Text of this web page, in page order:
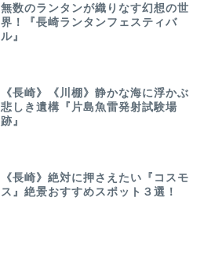
無数のランタンが織りなす幻想の世
界！『長崎ランタンフェスティバ
ル』
《長崎》《川棚》静かな海に浮かぶ
悲しき遺構『片島魚雷発射試験場
跡』
《長崎》絶対に押さえたい『コスモ
ス』絶景おすすめスポット３選！